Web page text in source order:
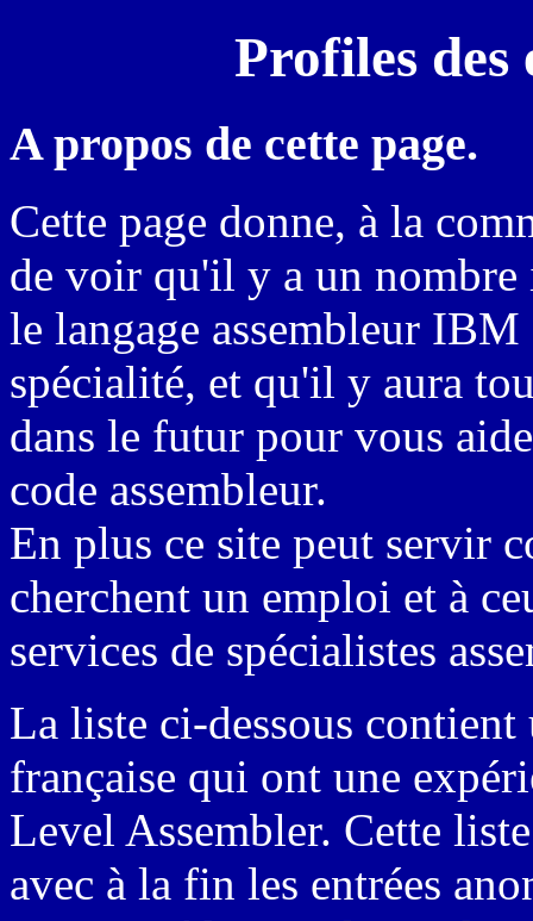
Profiles
A propos de cette page.
Cette page donne, à la
de voir qu'il y a un nombre
le langage assembleur
spécialité, et qu'il y aura
dans le futur pour vous
code assembleur.
En plus ce site peut servir
cherchent un emploi et à
services de spécialistes
La liste ci-dessous contient
française qui ont une
Level Assembler. Cette
avec à la fin les entrées